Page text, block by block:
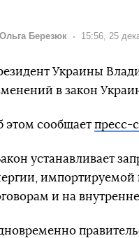
Ольга Березюк Дата:
15:56, 25
Украины
в закон
этом сообщает пресс-
устанавливает
импортируемой
и на